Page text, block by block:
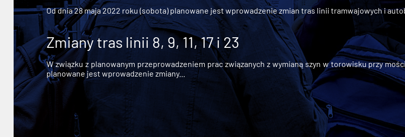
Od dnia 28 maja 2022 roku (sobota) planowane jest wprowadzenie zmian tras linii tramwajowych i
Zmiany tras linii 8, 9, 11, 17 i 23
W związku z planowanym przeprowadzeniem prac związanych z wymianą szyn w torowisku przy
planowane jest wprowadzenie zmiany...